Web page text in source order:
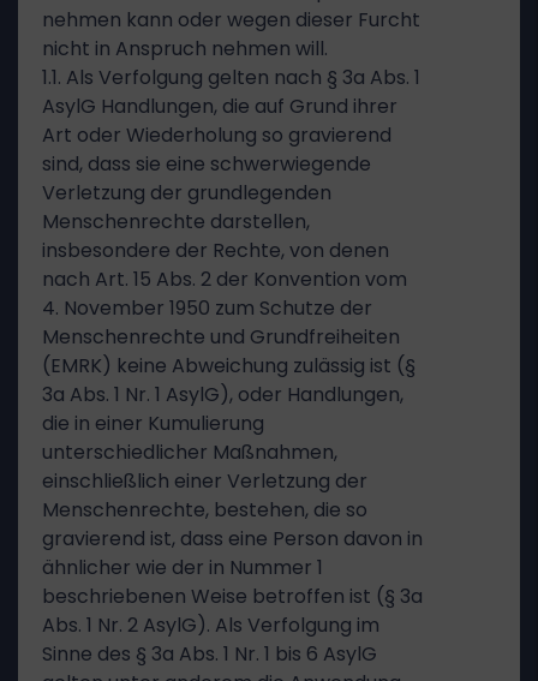
nehmen kann oder wegen dieser Furcht
nicht in Anspruch nehmen will.
1.1. Als Verfolgung gelten nach § 3a Abs. 1
AsylG Handlungen, die auf Grund ihrer
Art oder Wiederholung so gravierend
sind, dass sie eine schwerwiegende
Verletzung der grundlegenden
Menschenrechte darstellen,
insbesondere der Rechte, von denen
nach Art. 15 Abs. 2 der Konvention vom
4. November 1950 zum Schutze der
Menschenrechte und Grundfreiheiten
(EMRK) keine Abweichung zulässig ist (§
3a Abs. 1 Nr. 1 AsylG), oder Handlungen,
die in einer Kumulierung
unterschiedlicher Maßnahmen,
einschließlich einer Verletzung der
Menschenrechte, bestehen, die so
gravierend ist, dass eine Person davon in
ähnlicher wie der in Nummer 1
beschriebenen Weise betroffen ist (§ 3a
Abs. 1 Nr. 2 AsylG). Als Verfolgung im
Sinne des § 3a Abs. 1 Nr. 1 bis 6 AsylG